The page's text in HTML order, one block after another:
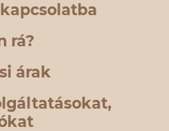
rá?
árak